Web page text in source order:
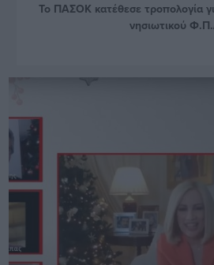
Το ΠΑΣΟΚ κατέθεσε τροπολογία
νησιωτικού